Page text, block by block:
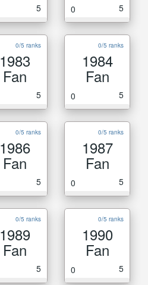
5 0 5
0/5 ranks
1983
Fan
5
0/5 ranks
1984
Fan
0 5
0/5 ranks
1986
Fan
5
0/5 ranks
1987
Fan
0 5
0/5 ranks
1989
Fan
5
0/5 ranks
1990
Fan
0 5